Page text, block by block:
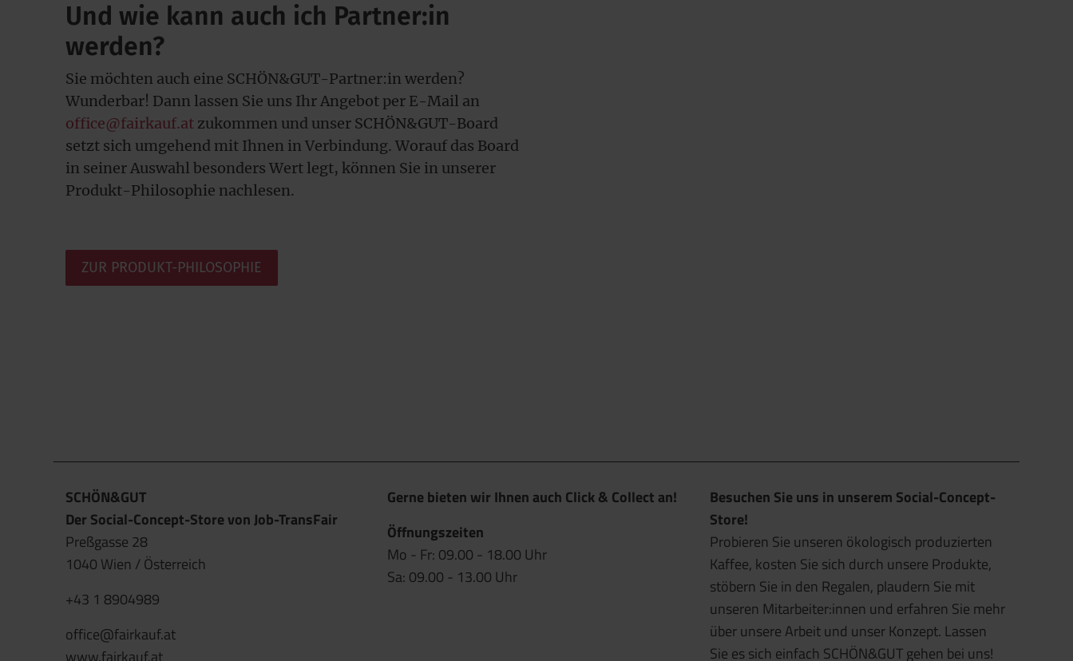
Und wie kann auch ich Partner:in
werden?
Sie möchten auch eine SCHÖN&GUT-Partner:in werden?
Wunderbar! Dann lassen Sie uns Ihr Angebot per E-Mail an
office@fairkauf.at zukommen und unser SCHÖN&GUT-Board
setzt sich umgehend mit Ihnen in Verbindung. Worauf das Board
in seiner Auswahl besonders Wert legt, können Sie in unserer
Produkt-Philosophie nachlesen.
ZUR PRODUKT-PHILOSOPHIE
SCHÖN&GUT
Der Social-Concept-Store von Job-TransFair
Preßgasse 28
1040 Wien / Österreich
+43 1 8904989
office@fairkauf.at
Gerne bieten wir Ihnen auch Click & Collect an!
Öffnungszeiten
Mo - Fr: 09.00 - 18.00 Uhr
Sa: 09.00 - 13.00 Uhr
Besuchen Sie uns in unserem Social-Concept-
Store!
Probieren Sie unseren ökologisch produzierten
Kaffee, kosten Sie sich durch unsere Produkte,
stöbern Sie in den Regalen, plaudern Sie mit
unseren Mitarbeiter:innen und erfahren Sie mehr
über unsere Arbeit und unser Konzept. Lassen
Sie es sich einfach SCHÖN&GUT gehen bei uns!